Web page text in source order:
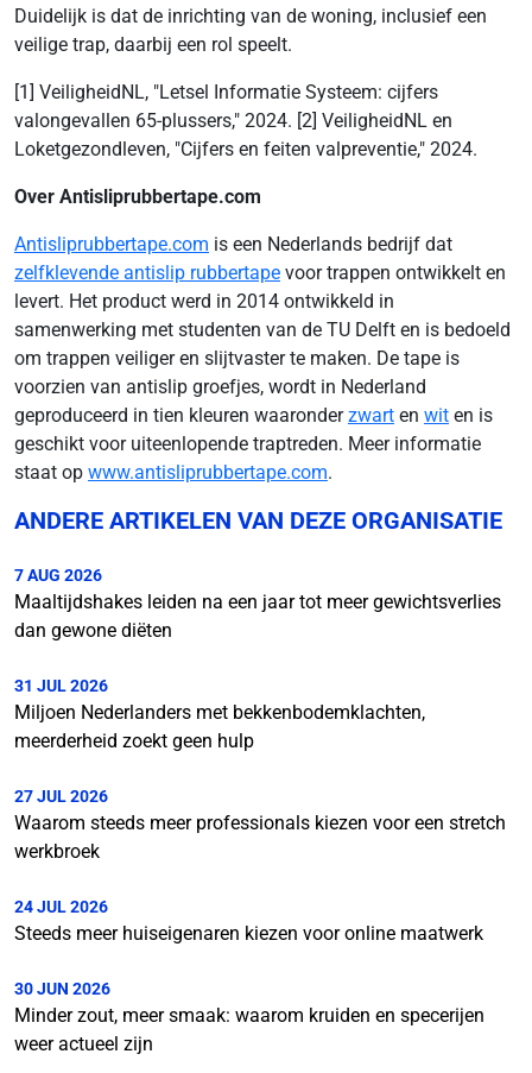
Duidelijk is dat de inrichting van de woning, inclusief een
veilige trap, daarbij een rol speelt.
[1] VeiligheidNL, "Letsel Informatie Systeem: cijfers
valongevallen 65-plussers," 2024. [2] VeiligheidNL en
Loketgezondleven, "Cijfers en feiten valpreventie," 2024.
Over Antisliprubbertape.com
Antisliprubbertape.com is een Nederlands bedrijf dat
zelfklevende antislip rubbertape voor trappen ontwikkelt en
levert. Het product werd in 2014 ontwikkeld in
samenwerking met studenten van de TU Delft en is bedoeld
om trappen veiliger en slijtvaster te maken. De tape is
voorzien van antislip groefjes, wordt in Nederland
geproduceerd in tien kleuren waaronderzwart en wit en is
geschikt voor uiteenlopende traptreden. Meer informatie
staat op www.antisliprubbertape.com.
ANDERE ARTIKELEN VAN DEZE ORGANISATIE
7 AUG 2026
Maaltijdshakes leiden na een jaar tot meer gewichtsverlies
dan gewone diëten
31 JUL 2026
Miljoen Nederlanders met bekkenbodemklachten,
meerderheid zoekt geen hulp
27 JUL 2026
Waarom steeds meer professionals kiezen voor een stretch
werkbroek
24 JUL 2026
Steeds meer huiseigenaren kiezen voor online maatwerk
30 JUN 2026
Minder zout, meer smaak: waarom kruiden en specerijen
weer actueel zijn